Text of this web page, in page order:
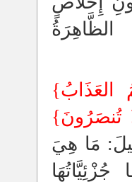
العَذَابُ}
تُنصَرُونَ}
قِيلَ: مَا هِيَ
جُزْئِيَّاتُهَا